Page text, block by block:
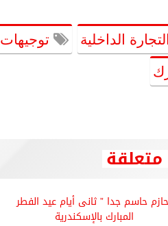
الداخلية
حاسم جدا ” ثانى أيام عيد الفطر
المبارك بالإسكندرية